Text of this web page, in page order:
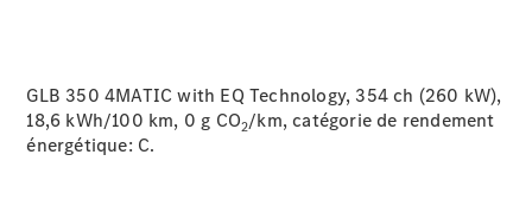
Site et
horaires
Interlocuteur
GLB 350 4MATIC with EQ Technology, 354 ch (260 kW),
18,6 kWh/100 km, 0 g CO2/km, catégorie de rendement
énergétique: C.